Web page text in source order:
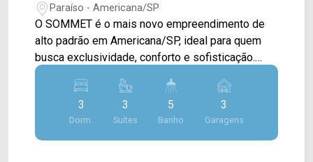
Paraíso - Americana/SP
O SOMMET é o mais novo empreendimento de
alto padrão em Americana/SP, ideal para quem
busca exclusividade, conforto e sofisticação.
Localizado em uma região nobre da cidade, o
SOMMET se destaca por sua arquitetura
moderna e acabamentos de altíssimo nível,
sendo uma verdadeira referência no mercado
imobiliário da região. Com plantas inteligentes e
3
Dorm.
3
Suítes
5
Banho
3
Garagens